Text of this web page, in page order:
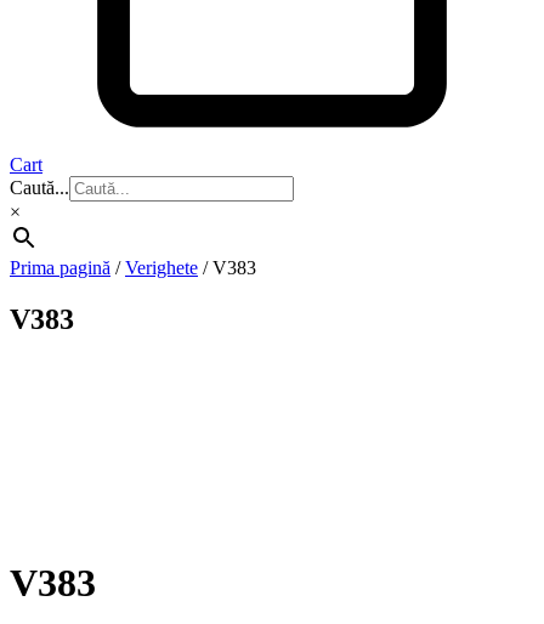
Cart
Caută...
×
Prima pagină /Verighete / V383
V383
V383